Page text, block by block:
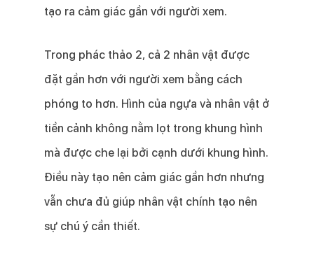
tạo ra cảm giác gần với người xem.
Trong phác thảo 2, cả 2 nhân vật được
đặt gần hơn với người xem bằng cách
phóng to hơn. Hình của ngựa và nhân vật ở
tiền cảnh không nằm lọt trong khung hình
mà được che lại bởi cạnh dưới khung hình.
Điều này tạo nên cảm giác gần hơn nhưng
vẫn chưa đủ giúp nhân vật chính tạo nên
sự chú ý cần thiết.